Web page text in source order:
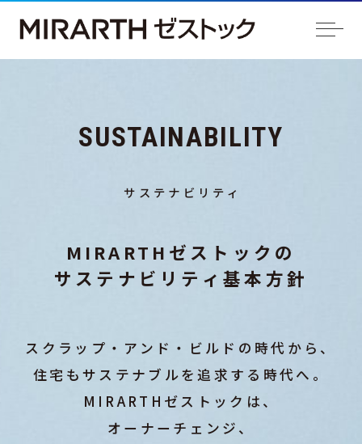
SUSTAINABILITY
サステナビリティ
MIRARTHゼストックの
サステナビリティ基本方針
スクラップ・アンド・ビルドの時代から、
住宅もサステナブルを追求する時代へ。
MIRARTHゼストックは、
オーナーチェンジ、